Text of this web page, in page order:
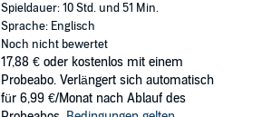
Spieldauer: 10 Std. und 51 Min.
Sprache: Englisch
Noch nicht bewertet
17,88 € oder kostenlos mit einem
Probeabo. Verlängert sich automatisch
für 6,99 €/Monat nach Ablauf des